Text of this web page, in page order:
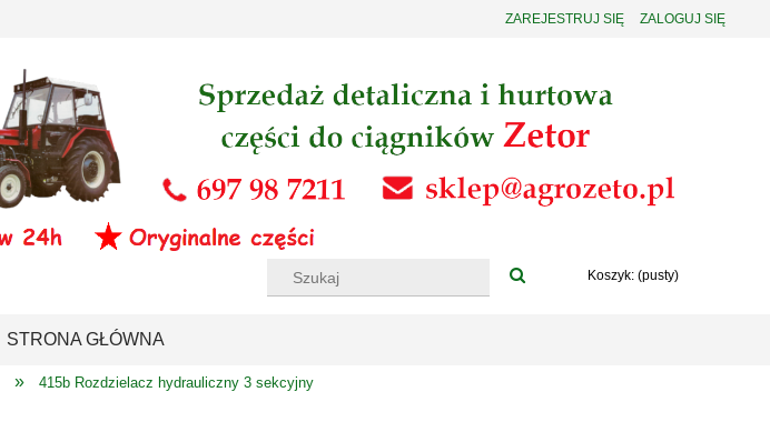
ZAREJESTRUJ SIĘ ZALOGUJ SIĘ
Koszyk: (pusty)
STRONA GŁÓWNA
» 415b Rozdzielacz hydrauliczny 3 sekcyjny